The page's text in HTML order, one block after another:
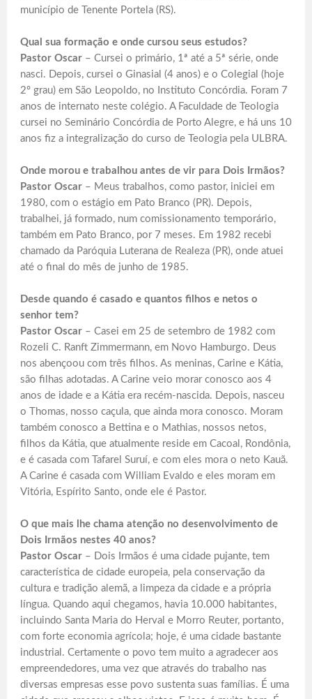
município de Tenente Portela (RS).
Qual sua formação e onde cursou seus estudos?
Pastor Oscar – Cursei o primário, 1ª até a 5ª série, onde
nasci. Depois, cursei o Ginasial (4 anos) e o Colegial (hoje
2º grau) em São Leopoldo, no Instituto Concórdia. Foram 7
anos de internato neste colégio. A Faculdade de Teologia
cursei no Seminário Concórdia de Porto Alegre, e há uns 10
anos fiz a integralização do curso de Teologia pela ULBRA.
Onde morou e trabalhou antes de vir para Dois Irmãos?
Pastor Oscar – Meus trabalhos, como pastor, iniciei em
1980, com o estágio em Pato Branco (PR). Depois,
trabalhei, já formado, num comissionamento temporário,
também em Pato Branco, por 7 meses. Em 1982 recebi
chamado da Paróquia Luterana de Realeza (PR), onde atuei
até o final do mês de junho de 1985.
Desde quando é casado e quantos filhos e netos o
senhor tem?
Pastor Oscar – Casei em 25 de setembro de 1982 com
Rozeli C. Ranft Zimmermann, em Novo Hamburgo. Deus
nos abençoou com três filhos. As meninas, Carine e Kátia,
são filhas adotadas. A Carine veio morar conosco aos 4
anos de idade e a Kátia era recém-nascida. Depois, nasceu
o Thomas, nosso caçula, que ainda mora conosco. Moram
também conosco a Bettina e o Mathias, nossos netos,
filhos da Kátia, que atualmente reside em Cacoal, Rondônia,
e é casada com Tafarel Suruí, e com eles mora o neto Kauã.
A Carine é casada com William Evaldo e eles moram em
Vitória, Espírito Santo, onde ele é Pastor.
O que mais lhe chama atenção no desenvolvimento de
Dois Irmãos nestes 40 anos?
Pastor Oscar – Dois Irmãos é uma cidade pujante, tem
característica de cidade europeia, pela conservação da
cultura e tradição alemã, a limpeza da cidade e a própria
língua. Quando aqui chegamos, havia 10.000 habitantes,
incluindo Santa Maria do Herval e Morro Reuter, portanto,
com forte economia agrícola; hoje, é uma cidade bastante
industrial. Certamente o povo tem muito a agradecer aos
empreendedores, uma vez que através do trabalho nas
diversas empresas esse povo sustenta suas famílias. É uma